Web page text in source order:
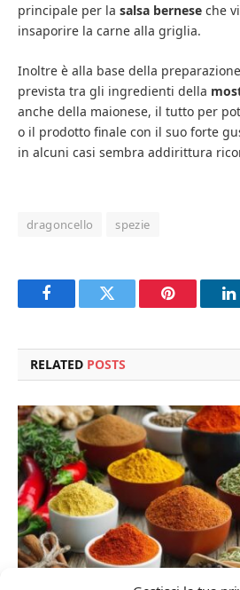
principale per la salsa bernese che
insaporire la carne alla griglia.
Inoltre è alla base della
prevista tra gli ingredienti della
anche della maionese, il tutto per
o il prodotto finale con il suo forte
in alcuni casi sembra addirittura
dragoncello spezie
FacebookTwitter Pinterest
RELATED POSTS